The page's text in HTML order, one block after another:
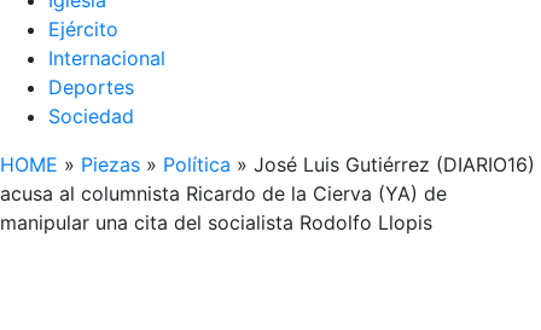
Ejército
Internacional
Deportes
Sociedad
HOME » Piezas » Política » José Luis Gutiérrez (DIARIO16)
acusa al columnista Ricardo de la Cierva (YA) de
manipular una cita del socialista Rodolfo Llopis